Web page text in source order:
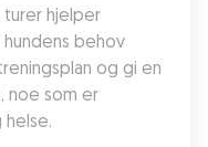
turer hjelper
behov
og gi en
noe som er
helse.